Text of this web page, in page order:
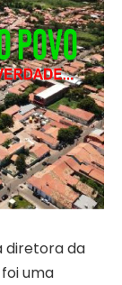
diretora da
uma